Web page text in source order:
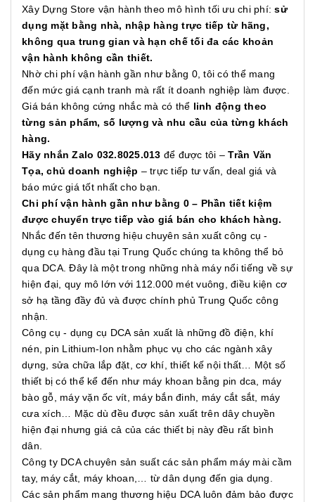
Xây Dựng Store vận hành theo mô hình tối ưu chi phí:sử
dụng mặt bằng nhà, nhập hàng trực tiếp từ hãng,
không qua trung gian và hạn chế tối đa các khoản
vận hành không cần thiết.
Nhờ chi phí vận hành gần như bằng 0, tôi có thể mang
đến mức giá cạnh tranh mà rất ít doanh nghiệp làm được.
Giá bán không cứng nhắc mà có thể linh động theo
từng sản phẩm, số lượng và nhu cầu của từng khách
hàng.
Hãy nhắn Zalo 032.8025.013 để được tôi –Trần Văn
Tọa, chủ doanh nghiệp – trực tiếp tư vấn, deal giá và
báo mức giá tốt nhất cho bạn.
Chi phí vận hành gần như bằng 0 – Phần tiết kiệm
được chuyển trực tiếp vào giá bán cho khách hàng.
Nhắc đến tên thương hiệu chuyên sản xuất công cụ -
dụng cụ hàng đầu tại Trung Quốc chúng ta không thể bỏ
qua DCA. Đây là một trong những nhà máy nổi tiếng về sự
hiện đại, quy mô lớn với 112.000 mét vuông, điều kiện cơ
sở hạ tầng đầy đủ và được chính phủ Trung Quốc công
nhận.
Công cụ - dụng cụ DCA sản xuất là những đồ điện, khí
nén, pin Lithium-Ion nhằm phục vụ cho các ngành xây
dựng, sửa chữa lắp đặt, cơ khí, thiết kế nội thất… Một số
thiết bị có thể kể đến như máy khoan bằng pin dca, máy
bào gỗ, máy vặn ốc vít, máy bắn đinh, máy cắt sắt, máy
cưa xích… Mặc dù đều được sản xuất trên dây chuyền
hiện đại nhưng giá cả của các thiết bị này đều rất bình
dân.
Công ty DCA chuyên sản suất các sản phẩm máy mài cầm
tay, máy cắt, máy khoan,… từ dân dụng đến gia dụng.
Các sản phẩm mang thương hiệu DCA luôn đảm bảo được